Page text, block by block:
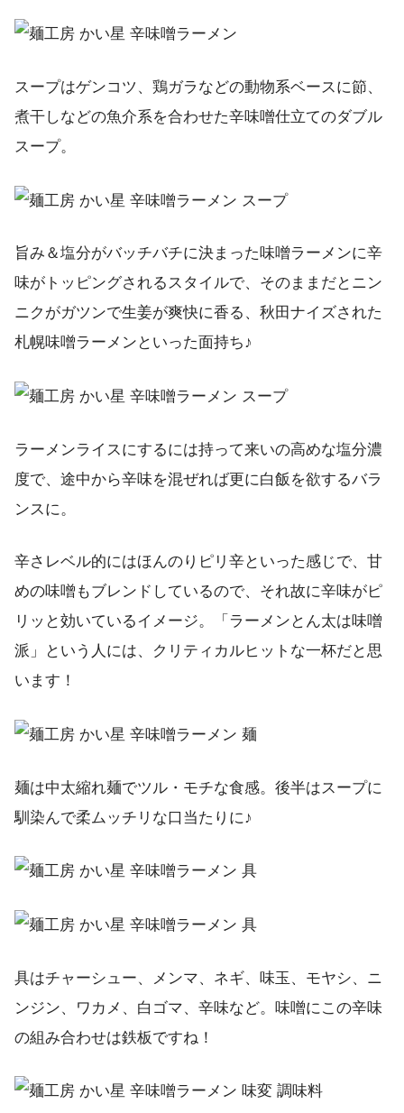
スープはゲンコツ、鶏ガラなどの動物系ベースに節、
煮干しなどの魚介系を合わせた辛味噌仕立てのダブル
スープ。
旨み＆塩分がバッチバチに決まった味噌ラーメンに辛
味がトッピングされるスタイルで、そのままだとニン
ニクがガツンで生姜が爽快に香る、秋田ナイズされた
札幌味噌ラーメンといった面持ち♪
ラーメンライスにするには持って来いの高めな塩分濃
度で、途中から辛味を混ぜれば更に白飯を欲するバラ
ンスに。
辛さレベル的にはほんのりピリ辛といった感じで、甘
めの味噌もブレンドしているので、それ故に辛味がピ
リッと効いているイメージ。「ラーメンとん太は味噌
派」という人には、クリティカルヒットな一杯だと思
います！
麺は中太縮れ麺でツル・モチな食感。後半はスープに
馴染んで柔ムッチリな口当たりに♪
具はチャーシュー、メンマ、ネギ、味玉、モヤシ、ニ
ンジン、ワカメ、白ゴマ、辛味など。味噌にこの辛味
の組み合わせは鉄板ですね！